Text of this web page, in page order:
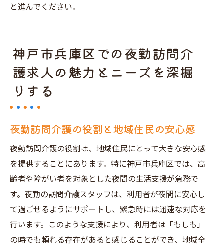
と進んでください。
神戸市兵庫区での夜勤訪問介
護求人の魅力とニーズを深掘
りする
夜勤訪問介護の役割と地域住民の安心感
夜勤訪問介護の役割は、地域住民にとって大きな安心感
を提供することにあります。特に神戸市兵庫区では、高
齢者や障がい者を対象とした夜間の生活支援が急務で
す。夜勤の訪問介護スタッフは、利用者が夜間に安心し
て過ごせるようにサポートし、緊急時には迅速な対応を
行います。このような支援により、利用者は「もしも」
の時でも頼れる存在があると感じることができ、地域全